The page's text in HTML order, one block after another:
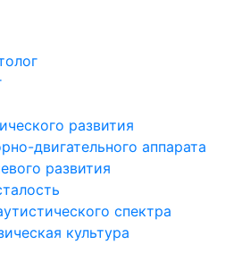
развития
двигательного аппарата
развития
спектра
культура